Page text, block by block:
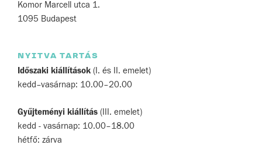
Komor Marcell utca 1.
1095 Budapest
NYITVA TARTÁS
Időszaki kiállítások (I. és II. emelet)
kedd–vasárnap: 10.00–20.00
Gyűjteményi kiállítás (III. emelet)
kedd - vasárnap: 10.00–18.00
hétfő: zárva